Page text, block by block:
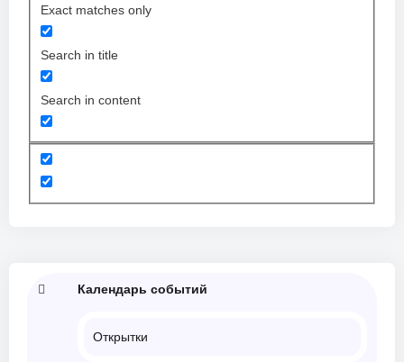
Exact matches only
Search in title
Search in content
Календарь событий
Открытки